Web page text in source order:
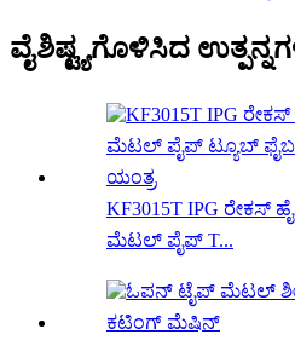
ವೈಶಿಷ್ಟ್ಯಗೊಳಿಸಿದ
KF3015T IPG ರೇಕಸ್
ಮೆಟಲ್ ಪೈಪ್ T...